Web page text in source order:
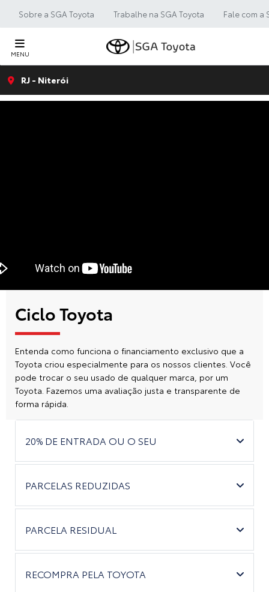
Sobre a SGA Toyota Trabalhe na SGA Toyota Fale com a
MENU
RJ - Niterói
Ciclo Toyota
Entenda como funciona o financiamento exclusivo que a
Toyota criou especialmente para os nossos clientes. Você
pode trocar o seu usado de qualquer marca, por um
Toyota. Fazemos uma avaliação justa e transparente de
forma rápida.
20% DE ENTRADA OU O SEU
PARCELAS REDUZIDAS
PARCELA RESIDUAL
RECOMPRA PELA TOYOTA